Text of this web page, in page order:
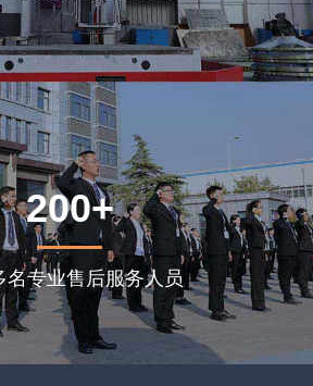
200+
名专业售后服务人员